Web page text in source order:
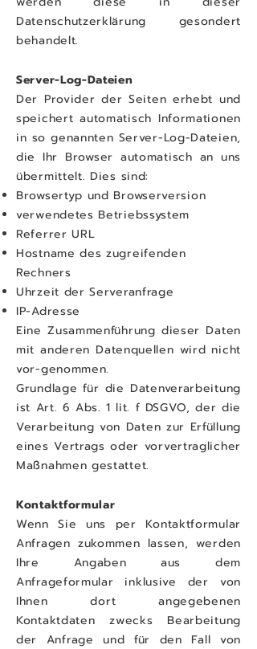
Datenschutzerklärung gesondert
behandelt.
Server-Log-Dateien
Der Provider der Seiten erhebt und
speichert automatisch Informationen
in so genannten Server-Log-Dateien,
die Ihr Browser automatisch an uns
übermittelt. Dies sind:
Browsertyp und Browserversion
verwendetes Betriebssystem
Referrer URL
Hostname des zugreifenden
Rechners
Uhrzeit der Serveranfrage
IP-Adresse
Eine Zusammenführung dieser Daten
mit anderen Datenquellen wird nicht
vor-genommen.
Grundlage für die Datenverarbeitung
ist Art. 6 Abs. 1 lit. f DSGVO, der die
Verarbeitung von Daten zur Erfüllung
eines Vertrags oder vorvertraglicher
Maßnahmen gestattet.
Kontaktformular
Wenn Sie uns per Kontaktformular
Anfragen zukommen lassen, werden
Ihre Angaben aus dem
Anfrageformular inklusive der von
Ihnen dort angegebenen
Kontaktdaten zwecks Bearbeitung
der Anfrage und für den Fall von